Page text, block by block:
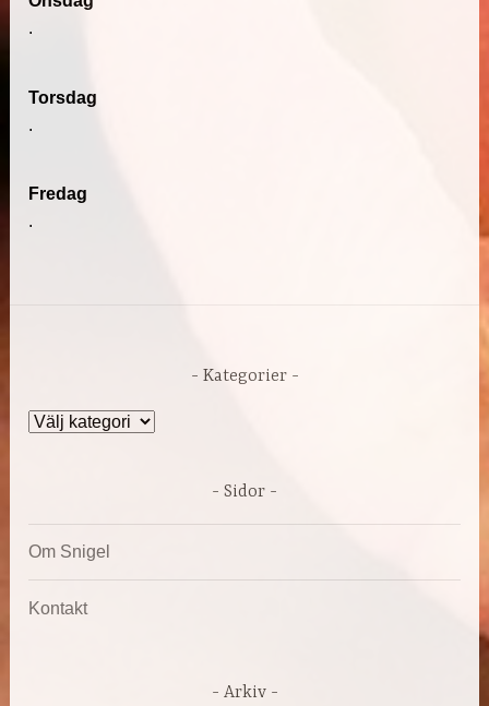
.
Torsdag
.
Fredag
.
Kategorier
Kategorier
Sidor
Om Snigel
Kontakt
Arkiv